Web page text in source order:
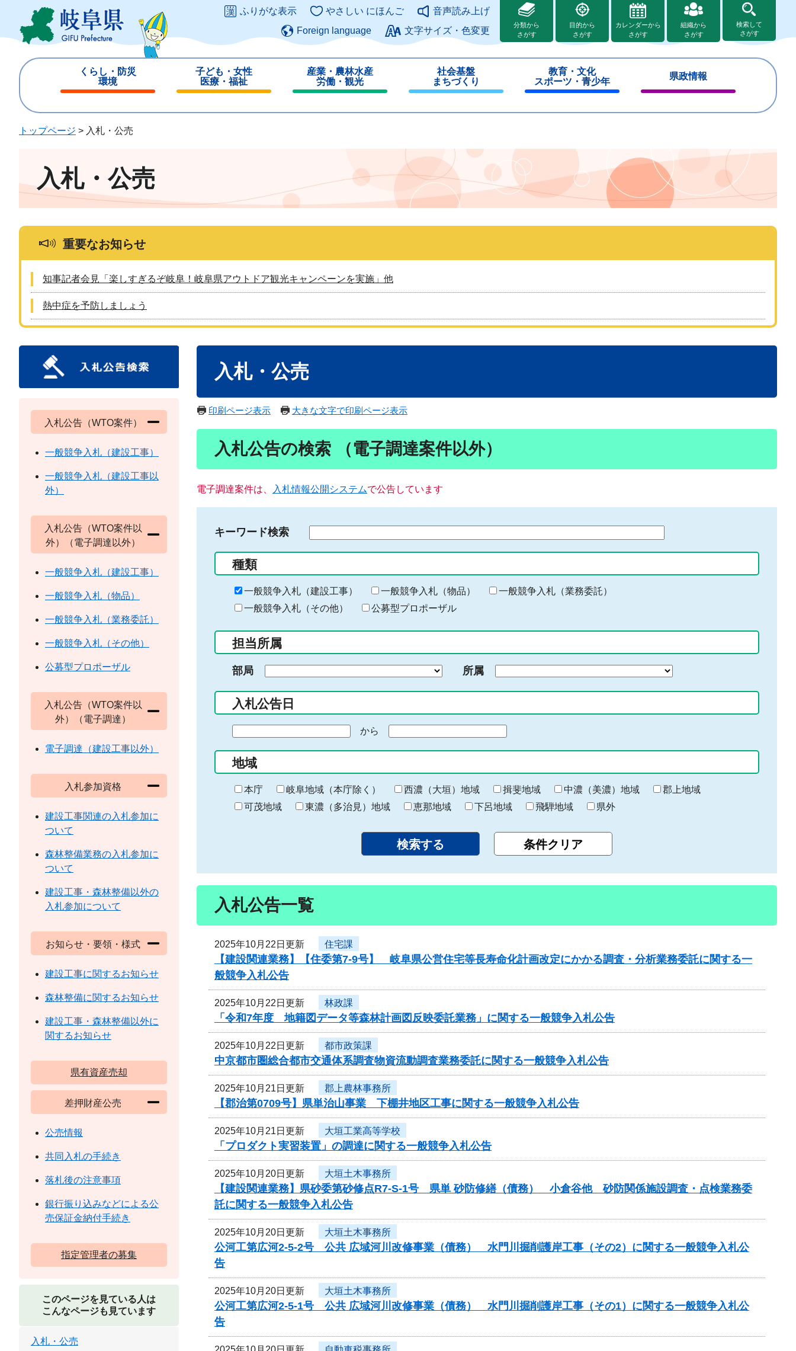
ジ
ュ
このページの本文へ
ふりがな表示 やさしい にほんご
音声読み上げ
Foreign language
文字サイズ・色変更
分類から
さがす
目的から
さがす
カレンダーから
さがす
組織から
さがす
検索して
さがす
くらし・防災
環境
じ
子ども・女性
医療・福祉
じ
産業・農林水産
労働・観光
じ
社会基盤
まちづくり
じ
教育・文化
スポーツ・青少年
じ
県政情報
じ
トップページ > 入札・公売
入札・公売
重要なお知らせ
知事記者会見「楽しすぎるぞ岐阜！岐阜県アウトドア観光キャンペーンを実施」他
熱中症を予防しましょう
入札・公売
印刷ページ表示 大きな文字で印刷ページ表示
入札公告の検索 （電子調達案件以外）
電子調達案件は、 入札情報公開システムで公告しています
キーワード検索
る
キ
ー
ー
入
力
種類
一般競争入札（建設工事） 一般競争入札（物品）
一般競争入札（業務委託）
一般競争入札（その他）
公募型プロポーザル
担当所属
部局 所属
入札公告日
の
始
ま
り
から
終
わ
り
地域
本庁 岐阜地域（本庁除く） 西濃（大垣）地域 揖斐地域 中濃（美濃）地域
郡上地域
可茂地域
東濃（多治見）地域 恵那地域 下呂地域 飛騨地域 県外
入札公告一覧
2025年10月22日更新 住宅課
【建設関連業務】【住委第7-9号】 岐阜県公営住宅等長寿命化計画改定にかかる調査・分析業務委託に関する一
般競争入札公告
2025年10月22日更新 林政課
「令和7年度 地籍図データ等森林計画図反映委託業務」に関する一般競争入札公告
2025年10月22日更新 都市政策課
中京都市圏総合都市交通体系調査物資流動調査業務委託に関する一般競争入札公告
2025年10月21日更新 郡上農林事務所
【郡治第0709号】県単治山事業 下棚井地区工事に関する一般競争入札公告
2025年10月21日更新 大垣工業高等学校
「プロダクト実習装置」の調達に関する一般競争入札公告
2025年10月20日更新 大垣土木事務所
【建設関連業務】県砂委第砂修点R7-S-1号 県単 砂防修繕（債務） 小倉谷他 砂防関係施設調査・点検業務委
託に関する一般競争入札公告
2025年10月20日更新 大垣土木事務所
公河工第広河2-5-2号 公共 広域河川改修事業（債務） 水門川掘削護岸工事（その2）に関する一般競争入札公
告
2025年10月20日更新 大垣土木事務所
公河工第広河2-5-1号 公共 広域河川改修事業（債務） 水門川掘削護岸工事（その1）に関する一般競争入札公
告
入札公告（WTO案件）
一般競争入札（建設工事）
一般競争入札（建設工事以
外）
入札公告（WTO案件以
外）（電子調達以外）
一般競争入札（建設工事）
一般競争入札（物品）
一般競争入札（業務委託）
一般競争入札（その他）
公募型プロポーザル
入札公告（WTO案件以
外）（電子調達）
電子調達（建設工事以外）
入札参加資格
建設工事関連の入札参加に
ついて
森林整備業務の入札参加に
ついて
建設工事・森林整備以外の
入札参加について
お知らせ・要領・様式
建設工事に関するお知らせ
森林整備に関するお知らせ
建設工事・森林整備以外に
関するお知らせ
県有資産売却
差押財産公売
公売情報
共同入札の手続き
落札後の注意事項
銀行振り込みなどによる公
売保証金納付手続き
指定管理者の募集
このページを見ている人は
こんなページも見ています
入札・公売